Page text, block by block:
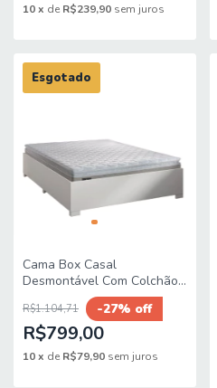
10x de R$239,90 sem juros
Cama Box Casal
Desmontável Com Colchão
de Espuma D33 Millenium
Pillow Top 138x188x50cm
Bege / Branco
R$1.104,71 -27% off
R$799,00
Esgotado
10x de R$79,90 sem juros